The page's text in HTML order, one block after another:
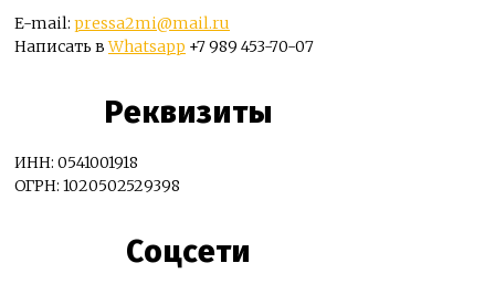
E-mail: pressa2mi@mail.ru
Написать вWhatsapp +7 989 453-70-07
Реквизиты
ИНН: 0541001918
ОГРН: 1020502529398
Соцсети